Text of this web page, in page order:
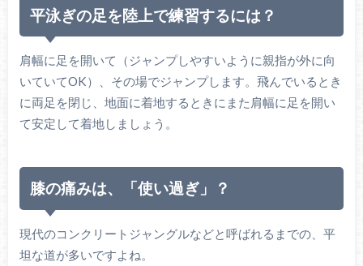
平泳ぎの足を陸上で練習するには？
肩幅に足を開いて（ジャンプしやすいように親指が外に向
いていてOK）、その場でジャンプします。飛んでいるとき
に両足を閉じ、地面に着地するときにまた肩幅に足を開い
て安定して着地しましょう。
膝の痛みは、「使い過ぎ」？
現代のコンクリートジャングルなどと呼ばれるまでの、平
坦な道が多いですよね。